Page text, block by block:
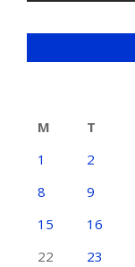
M
T
1
2
8
9
15
16
22
23